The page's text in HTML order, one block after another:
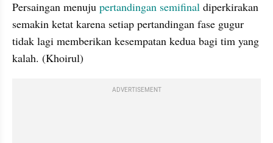
Persaingan menuju pertandingan semifinal diperkirakan
semakin ketat karena setiap pertandingan fase gugur
tidak lagi memberikan kesempatan kedua bagi tim yang
kalah. (Khoirul)
ADVERTISEMENT